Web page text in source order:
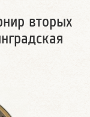
вторых